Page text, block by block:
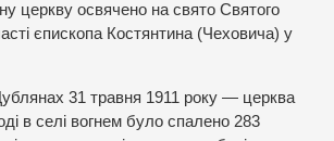
церкву освячено на свято Святого
єпископа Костянтина (Чеховича) у
31 травня 1911 року — церква
в селі вогнем було спалено 283